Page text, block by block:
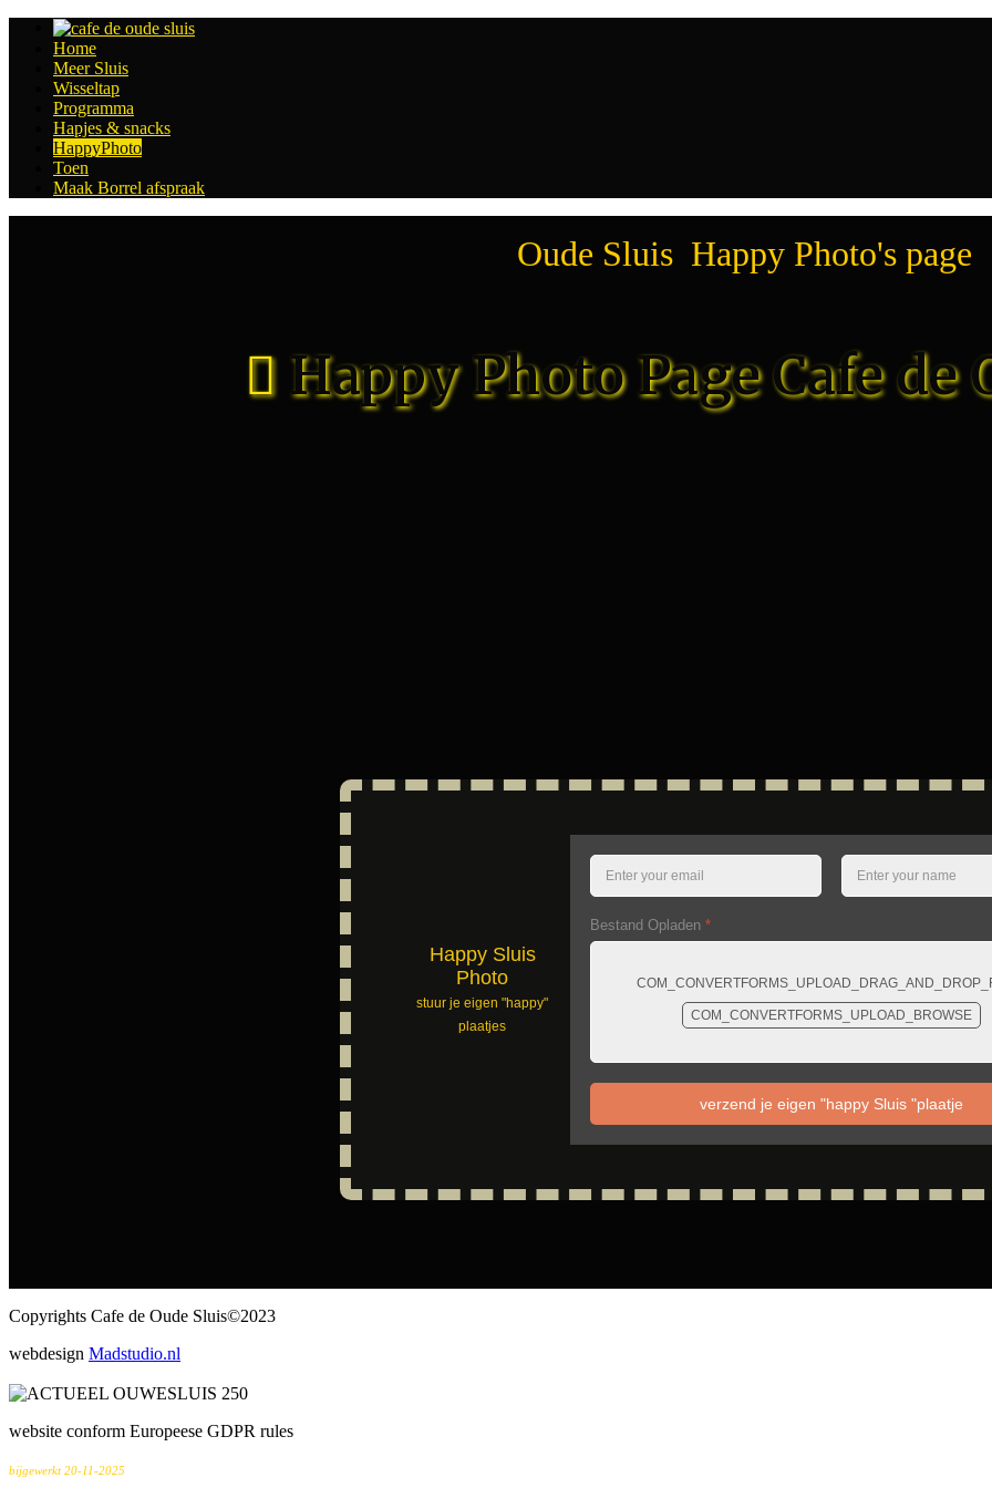
Home
Meer Sluis
Wisseltap
Programma
Hapjes & snacks
HappyPhoto
Toen
Maak Borrel afspraak
Oude Sluis Happy Photo's page
Happy Photo Page Cafe de
Happy Sluis
Photo
stuur je eigen "happy"
plaatjes
Bestand Opladen *
COM_CONVERTFORMS_UPLOAD_BROWSE
verzend je eigen "happy Sluis "plaatje
Copyrights Cafe de Oude Sluis©2023
webdesign Madstudio.nl
website conform Europeese GDPR rules
bijgewerkt 20-11-2025